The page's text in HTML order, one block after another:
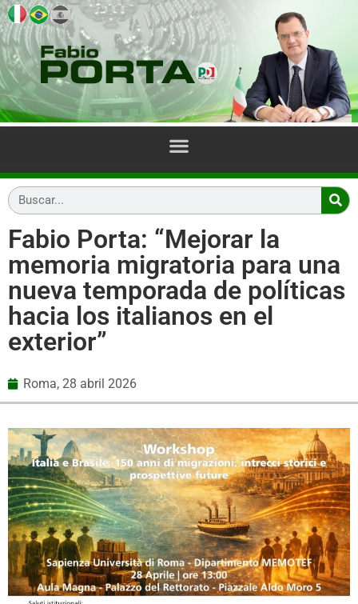
Fabio Porta: “Mejorar la
memoria migratoria para una
nueva temporada de políticas
hacia los italianos en el
exterior”
Roma, 28 abril 2026